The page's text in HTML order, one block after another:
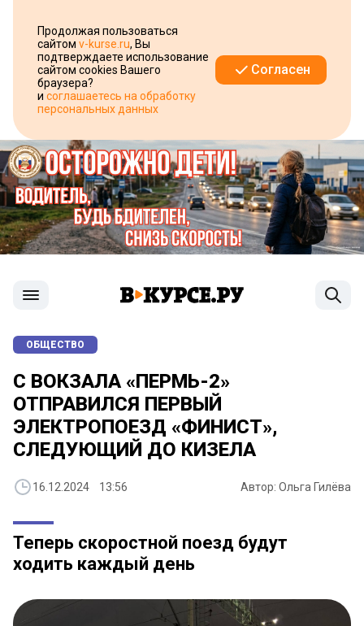
Продолжая пользоваться
сайтом v-kurse.ru, Вы
подтверждаете использование
сайтом cookies Вашего
браузера?
и соглашаетесь на обработку
персональных данных
Согласен
ОБЩЕСТВО
С ВОКЗАЛА «ПЕРМЬ-2»
ОТПРАВИЛСЯ ПЕРВЫЙ
ЭЛЕКТРОПОЕЗД «ФИНИСТ»,
СЛЕДУЮЩИЙ ДО КИЗЕЛА
16.12.2024 13:56 Автор: Ольга Гилёва
Теперь скоростной поезд будут
ходить каждый день